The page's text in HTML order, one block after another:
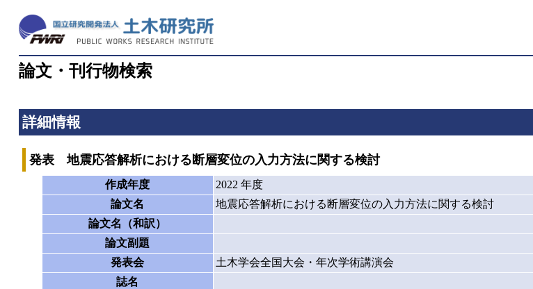
論文・刊行物検索
詳細情報
発表 地震応答解析における断層変位の入力方法に関する検討
作成年度
2022 年度
論文名
地震応答解析における断層変位の入力方法に関する検討
論文名（和訳）
論文副題
発表会
土木学会全国大会・年次学術講演会
誌名